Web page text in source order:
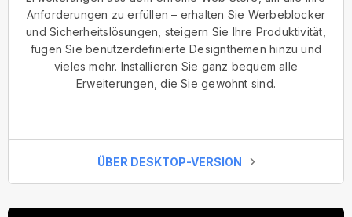
Anforderungen zu erfüllen – erhalten Sie Werbeblocker
und Sicherheitslösungen, steigern Sie Ihre Produktivität,
fügen Sie benutzerdefinierte Designthemen hinzu und
vieles mehr. Installieren Sie ganz bequem alle
Erweiterungen, die Sie gewohnt sind.
ÜBER DESKTOP-VERSION